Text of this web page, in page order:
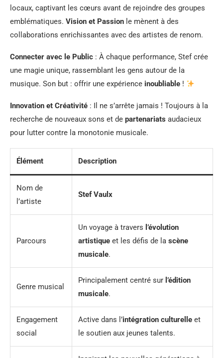
locaux, captivant les cœurs avant de rejoindre des groupes
emblématiques. Vision et Passion le mènent à des
collaborations enrichissantes avec des artistes de renom.
Connecter avec le Public : À chaque performance, Stef crée
une magie unique, rassemblant les gens autour de la
musique. Son but : offrir une expérience inoubliable !
Innovation et Créativité : Il ne s’arrête jamais ! Toujours à la
recherche de nouveaux sons et de partenariats audacieux
pour lutter contre la monotonie musicale.
Élément Description
Nom de
l’artiste
Stef Vaulx
Parcours
Un voyage à travers l’évolution
artistique et les défis de la scène
musicale.
Genre musical
Principalement centré sur l’édition
musicale.
Engagement
social
Active dans l’intégration culturelle et
le soutien aux jeunes talents.